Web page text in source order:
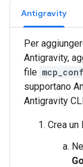
Antigravity
Per
Antigravity,
file
supportano
Antigravity
Crea un